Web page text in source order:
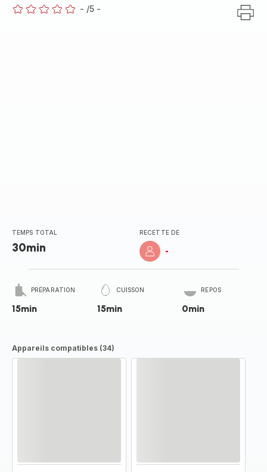
- /5 -
TEMPS TOTAL
30min
RECETTE DE
-
PRÉPARATION
15min
CUISSON
15min
REPOS
0min
Appareils compatibles (34)